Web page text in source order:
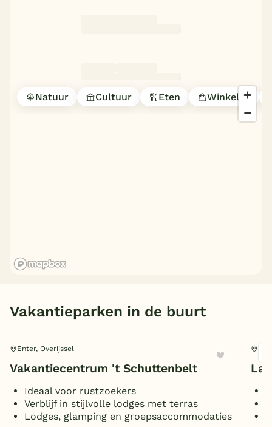
Natuur Cultuur Eten Winkelen
Vakantieparken in de buurt
Enter, Overijssel
Vakantiecentrum 't Schuttenbelt
Ideaal voor rustzoekers
Verblijf in stijlvolle lodges met terras
Lodges, glamping en groepsaccommodaties